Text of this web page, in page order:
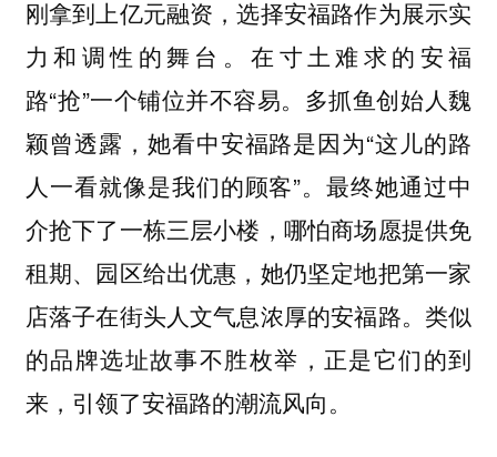
刚拿到上亿元融资，选择安福路作为展示实
力和调性的舞台。在寸土难求的安福
路“抢”一个铺位并不容易。多抓鱼创始人魏
颖曾透露，她看中安福路是因为“这儿的路
人一看就像是我们的顾客”。最终她通过中
介抢下了一栋三层小楼，哪怕商场愿提供免
租期、园区给出优惠，她仍坚定地把第一家
店落子在街头人文气息浓厚的安福路。类似
的品牌选址故事不胜枚举，正是它们的到
来，引领了安福路的潮流风向。